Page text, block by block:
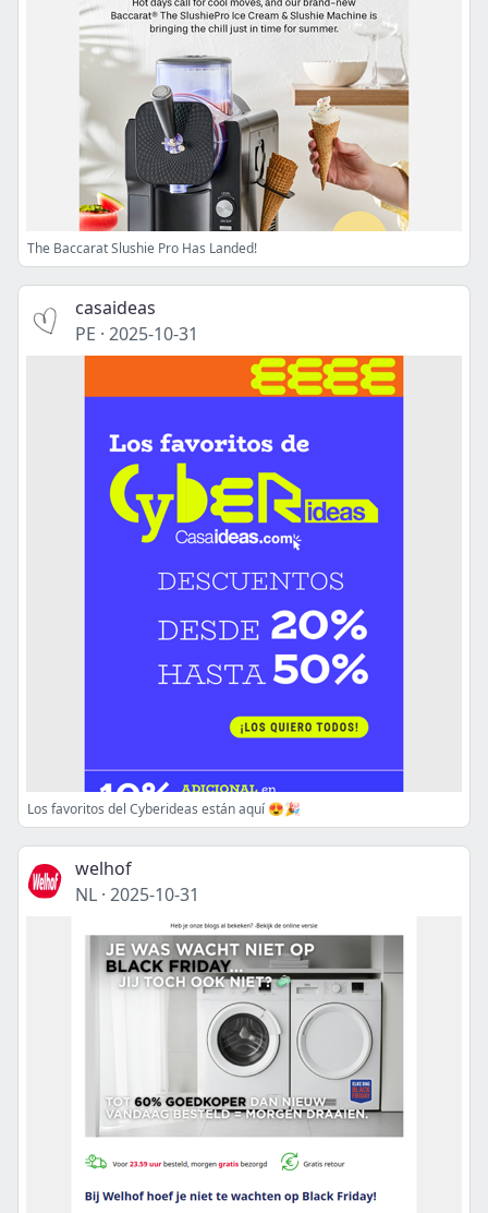
The Baccarat Slushie Pro Has Landed!
casaideas
PE · 2025-10-31
Los favoritos del Cyberideas están aquí 😍🎉
welhof
NL · 2025-10-31